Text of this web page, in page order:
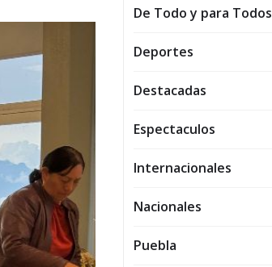
De Todo y para Todos
Deportes
Destacadas
Espectaculos
Internacionales
Nacionales
Puebla